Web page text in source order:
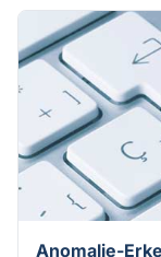
Anomalie-